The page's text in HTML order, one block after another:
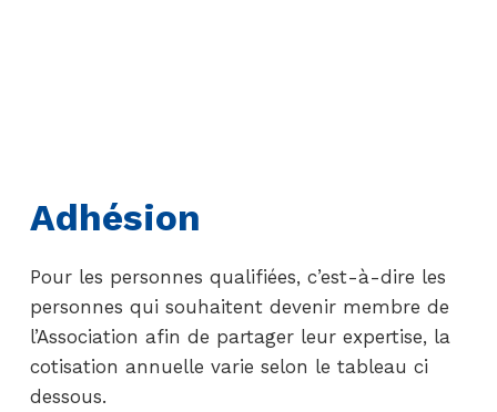
Adhésion
Pour les personnes qualifiées, c’est-à-dire les
personnes qui souhaitent devenir membre de
l’Association afin de partager leur expertise, la
cotisation annuelle varie selon le tableau ci
dessous.